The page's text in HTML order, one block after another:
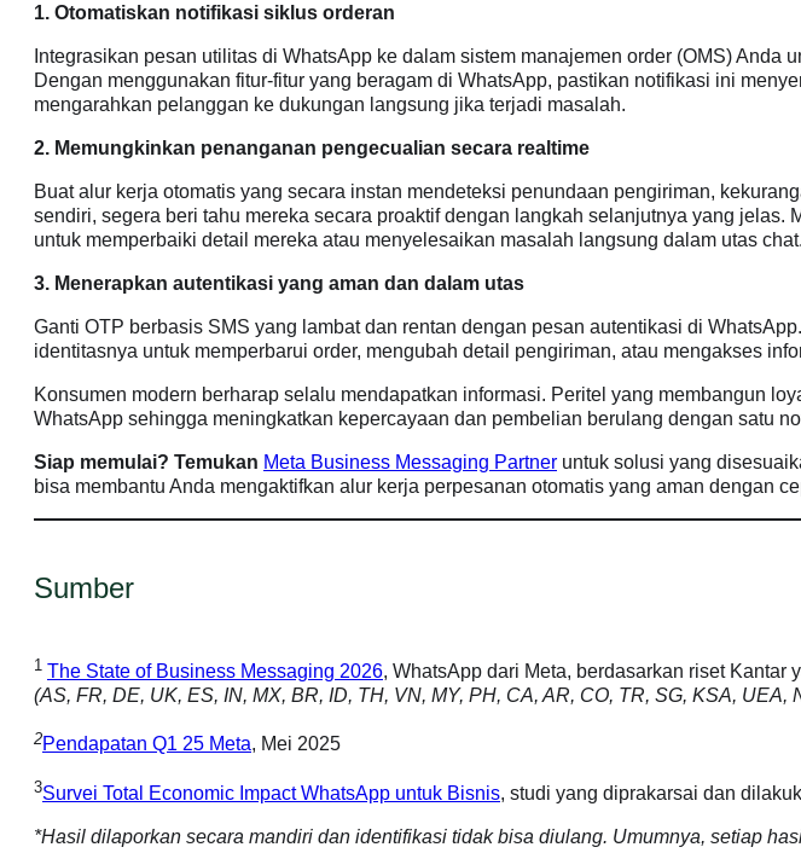
1. Otomatiskan notifikasi siklus orderan
Integrasikan pesan utilitas di WhatsApp ke dalam sistem manajemen order (OMS)
Dengan menggunakan fitur-fitur yang beragam di WhatsApp, pastikan notifikasi ini
mengarahkan pelanggan ke dukungan langsung jika terjadi masalah.
2. Memungkinkan penanganan pengecualian secara realtime
Buat alur kerja otomatis yang secara instan mendeteksi penundaan pengiriman,
sendiri, segera beri tahu mereka secara proaktif dengan langkah selanjutnya yang jelas.
untuk memperbaiki detail mereka atau menyelesaikan masalah langsung dalam utas chat.
3. Menerapkan autentikasi yang aman dan dalam utas
Ganti OTP berbasis SMS yang lambat dan rentan dengan pesan autentikasi di
identitasnya untuk memperbarui order, mengubah detail pengiriman, atau mengakses
Konsumen modern berharap selalu mendapatkan informasi. Peritel yang membangun
WhatsApp sehingga meningkatkan kepercayaan dan pembelian berulang dengan satu
Siap memulai? Temukan Meta Business Messaging Partner untuk solusi yang
bisa membantu Anda mengaktifkan alur kerja perpesanan otomatis yang aman dengan
Sumber
1 The State of Business Messaging 2026, WhatsApp dari Meta, berdasarkan riset
(AS, FR, DE, UK, ES, IN, MX, BR, ID, TH, VN, MY, PH, CA, AR, CO, TR, SG, KSA,
2Pendapatan Q1 25 Meta, Mei 2025
3Survei Total Economic Impact WhatsApp untuk Bisnis, studi yang diprakarsai dan
*Hasil dilaporkan secara mandiri dan identifikasi tidak bisa diulang. Umumnya, setiap